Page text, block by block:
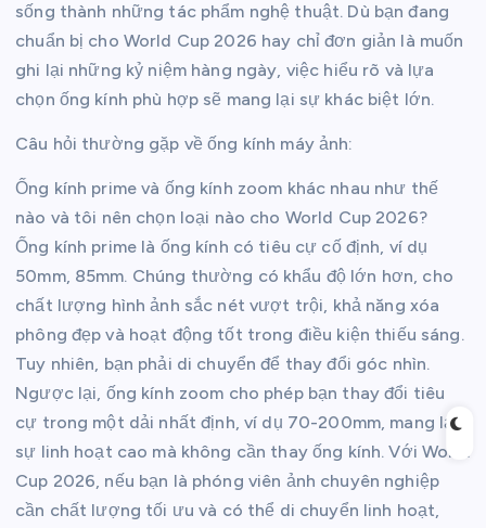
sống thành những tác phẩm nghệ thuật. Dù bạn đang
chuẩn bị cho World Cup 2026 hay chỉ đơn giản là muốn
ghi lại những kỷ niệm hàng ngày, việc hiểu rõ và lựa
chọn ống kính phù hợp sẽ mang lại sự khác biệt lớn.
Câu hỏi thường gặp về ống kính máy ảnh:
Ống kính prime và ống kính zoom khác nhau như thế
nào và tôi nên chọn loại nào cho World Cup 2026?
Ống kính prime là ống kính có tiêu cự cố định, ví dụ
50mm, 85mm. Chúng thường có khẩu độ lớn hơn, cho
chất lượng hình ảnh sắc nét vượt trội, khả năng xóa
phông đẹp và hoạt động tốt trong điều kiện thiếu sáng.
Tuy nhiên, bạn phải di chuyển để thay đổi góc nhìn.
Ngược lại, ống kính zoom cho phép bạn thay đổi tiêu
cự trong một dải nhất định, ví dụ 70-200mm, mang lại
sự linh hoạt cao mà không cần thay ống kính. Với World
Cup 2026, nếu bạn là phóng viên ảnh chuyên nghiệp
cần chất lượng tối ưu và có thể di chuyển linh hoạt,